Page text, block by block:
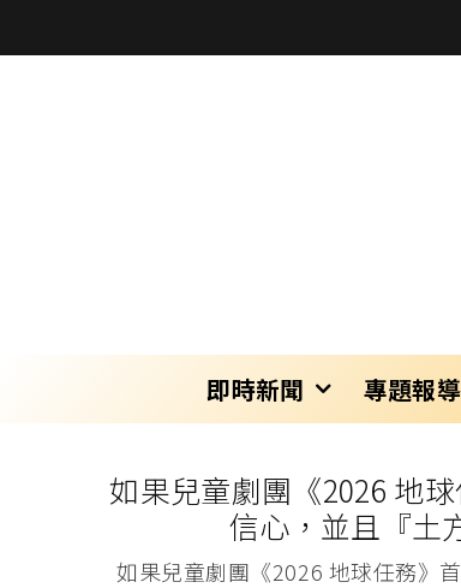
即時新聞 專題報導
如果兒童劇團《2026 地
信心，並且『土
如果兒童劇團《2026 地球任務》